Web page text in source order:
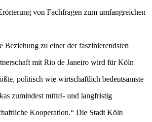
von Fachfragen zum umfangreichen
Beziehung zu einer der faszinierendsten
mit Rio de Janeiro wird für Köln
politisch wie wirtschaftlich bedeutsamste
zumindest mittel- und langfristig
Kooperation.“ Die Stadt Köln